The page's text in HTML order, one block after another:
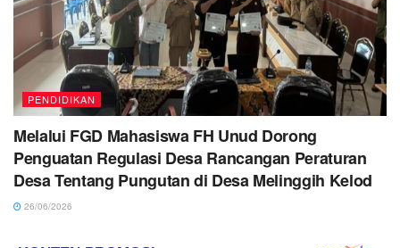
PENDIDIKAN
Melalui FGD Mahasiswa FH Unud Dorong
Penguatan Regulasi Desa Rancangan Peraturan
Desa Tentang Pungutan di Desa Melinggih Kelod
26/06/2026